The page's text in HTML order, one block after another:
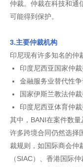
仲裁。仲裁在科技和通
可能得到保护。
3.主要仲裁机构
印尼现有许多知名的仲
印度尼西亚国家仲裁
金融服务业替代性争
国家伊斯兰教法仲
印度尼西亚体育仲裁
其中，BANI在案件数量
许多跨境合同仍然选择
裁规则，如国际商会仲
（SIAC）、香港国际